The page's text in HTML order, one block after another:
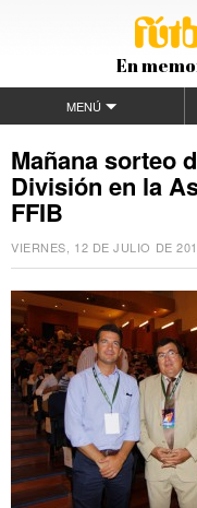
En
MENÚ
Mañana sorteo
División en la
FFIB
VIERNES, 12 DE JULIO DE